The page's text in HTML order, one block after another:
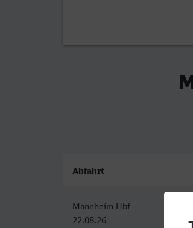
Abfahrt
Mannheim Hbf
22.08.26